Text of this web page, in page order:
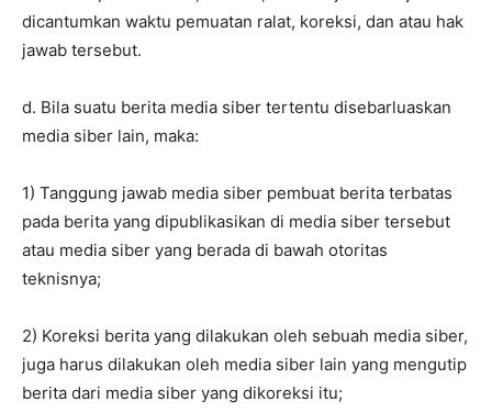
dicantumkan waktu pemuatan ralat, koreksi, dan atau hak
jawab tersebut.
d. Bila suatu berita media siber tertentu disebarluaskan
media siber lain, maka:
1) Tanggung jawab media siber pembuat berita terbatas
pada berita yang dipublikasikan di media siber tersebut
atau media siber yang berada di bawah otoritas
teknisnya;
2) Koreksi berita yang dilakukan oleh sebuah media siber,
juga harus dilakukan oleh media siber lain yang mengutip
berita dari media siber yang dikoreksi itu;